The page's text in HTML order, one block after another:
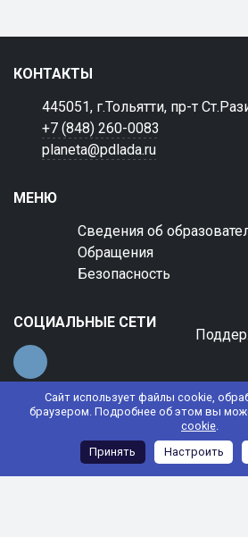
Сайт использует файлы cookie,
браузером. Подробнее об этом вы
cookie.
Принять
Настроить
КОНТАКТЫ
445051, г.Тольятти, пр-т
+7 (848) 260-0083
planeta@pdlada.ru
МЕНЮ
Сведения об
Обращения
Безопасность
СОЦИАЛЬНЫЕ СЕТИ
© 2022 АНО ДО "Планета детства